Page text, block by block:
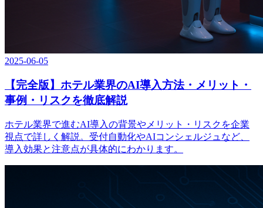
2025-06-05
【完全版】ホテル業界のAI導入方法・メリット・
事例・リスクを徹底解説
ホテル業界で進むAI導入の背景やメリット・リスクを企業
視点で詳しく解説。受付自動化やAIコンシェルジュなど、
導入効果と注意点が具体的にわかります。